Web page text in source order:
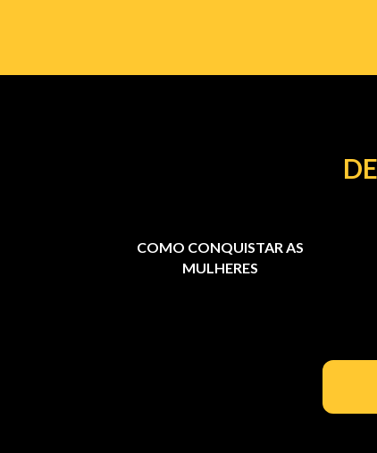
COMO CONQUISTAR AS
MULHERES